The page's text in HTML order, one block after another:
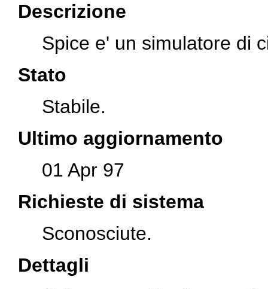
Descrizione
Spice e' un simulatore di
Stato
Stabile.
Ultimo aggiornamento
01 Apr 97
Richieste di sistema
Sconosciute.
Dettagli